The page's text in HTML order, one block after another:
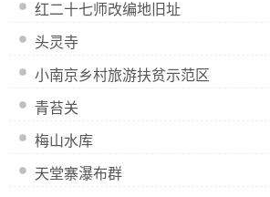
红二十七师改编地旧址
头灵寺
小南京乡村旅游扶贫示范区
青苔关
梅山水库
天堂寨瀑布群